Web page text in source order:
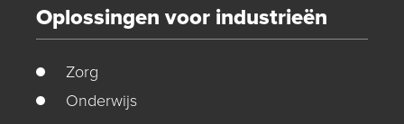
Oplossingen voor industrieën
Zorg
Onderwijs